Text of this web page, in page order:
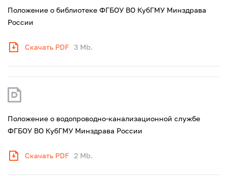
Положение о библиотеке ФГБОУ ВО КубГМУ Минздрава
России
Скачать PDF 3 Mb.
Положение о водопроводно-канализационной службе
ФГБОУ ВО КубГМУ Минздрава России
Скачать PDF 2 Mb.